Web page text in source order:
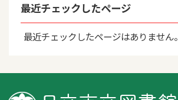
最近チェックしたページ
最近チェックしたページはありません。